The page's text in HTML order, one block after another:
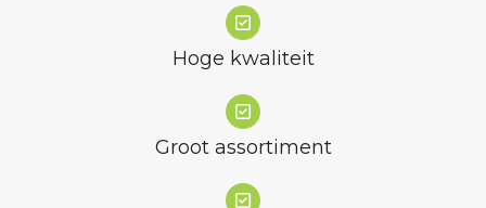
Hoge kwaliteit
Groot assortiment